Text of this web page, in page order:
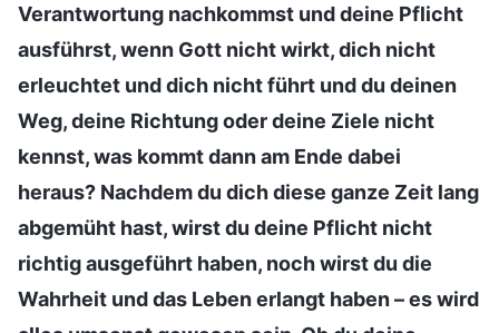
Verantwortung nachkommst und deine Pflicht
ausführst, wenn Gott nicht wirkt, dich nicht
erleuchtet und dich nicht führt und du deinen
Weg, deine Richtung oder deine Ziele nicht
kennst, was kommt dann am Ende dabei
heraus? Nachdem du dich diese ganze Zeit lang
abgemüht hast, wirst du deine Pflicht nicht
richtig ausgeführt haben, noch wirst du die
Wahrheit und das Leben erlangt haben – es wird